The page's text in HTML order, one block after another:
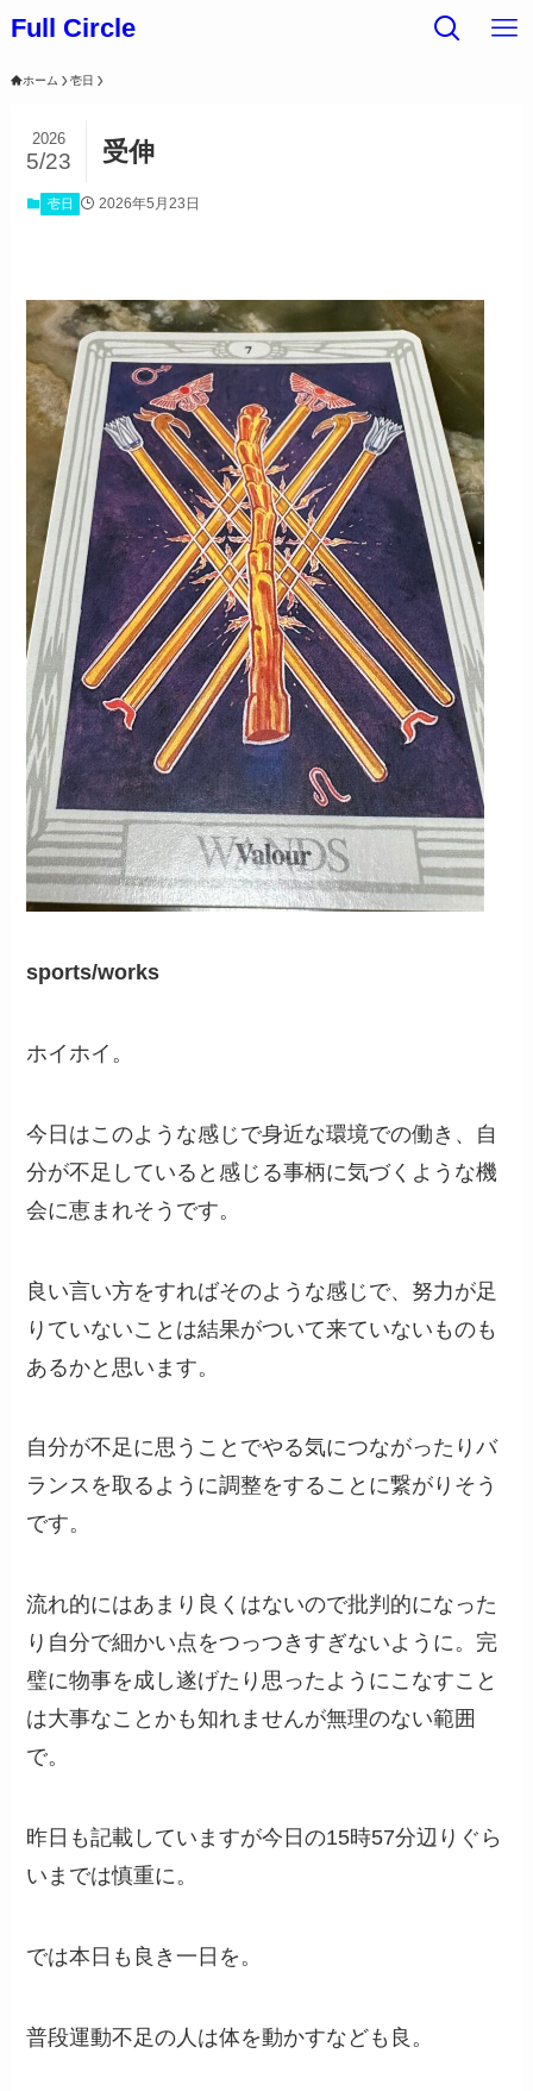
Full Circle
ホーム 壱日
受伸
2026
5/23
壱日 2026年5月23日
sports/works
ホイホイ。
今日はこのような感じで身近な環境での働き、自
分が不足していると感じる事柄に気づくような機
会に恵まれそうです。
良い言い方をすればそのような感じで、努力が足
りていないことは結果がついて来ていないものも
あるかと思います。
自分が不足に思うことでやる気につながったりバ
ランスを取るように調整をすることに繋がりそう
です。
流れ的にはあまり良くはないので批判的になった
り自分で細かい点をつっつきすぎないように。完
璧に物事を成し遂げたり思ったようにこなすこと
は大事なことかも知れませんが無理のない範囲
で。
昨日も記載していますが今日の15時57分辺りぐら
いまでは慎重に。
では本日も良き一日を。
普段運動不足の人は体を動かすなども良。